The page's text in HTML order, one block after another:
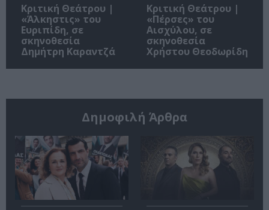
Κριτική Θεάτρου |
«Άλκηστις» του
Ευριπίδη, σε
σκηνοθεσία
Δημήτρη Καραντζά
Κριτική Θεάτρου |
«Πέρσες» του
Αισχύλου, σε
σκηνοθεσία
Χρήστου Θεοδωρίδη
Δημοφιλή Άρθρα